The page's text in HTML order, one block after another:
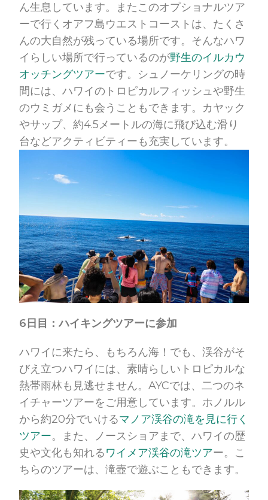
ん生息しています。またこのオプショナルツア
ーで行くオアフ島ウエストコーストは、たくさ
んの大自然が残っている場所です。そんなハワ
イらしい場所で行っているのが野生のイルカウ
オッチングツアーです。シュノーケリングの時
間には、ハワイのトロピカルフィッシュや野生
のウミガメにも会うこともできます。カヤック
やサップ、約4.5メートルの海に飛び込む滑り
台などアクティビティーも充実しています。
6日目：ハイキングツアーに参加
ハワイに来たら、もちろん海！でも、渓谷がそ
びえ立つハワイには、素晴らしいトロピカルな
熱帯雨林も見逃せません。AYCでは、二つのネ
イチャーツアーをご用意しています。ホノルル
から約20分でいけるマノア渓谷の滝を見に行く
ツアー。また、ノースショアまで、ハワイの歴
史や文化も知れるワイメア渓谷の滝ツアー。こ
ちらのツアーは、滝壺で遊ぶこともできます。